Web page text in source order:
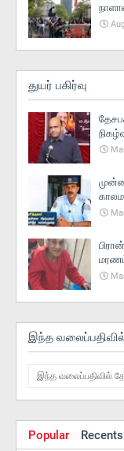
துயர் பகிர்வு
இந்த
Popular Recents